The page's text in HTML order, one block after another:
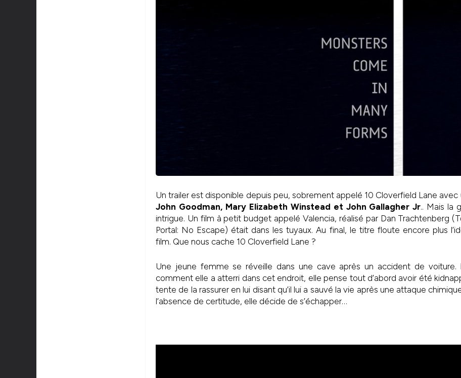
Un trailer est disponible depuis peu, sobrement appelé 10 Cloverfield Lane avec
John Goodman, Mary Elizabeth Winstead et John Gallagher Jr.. Mais la
intrigue. Un film à petit budget appelé Valencia, réalisé par Dan Trachtenberg
Portal: No Escape) était dans les tuyaux. Au final, le titre floute encore plus
film. Que nous cache 10 Cloverfield Lane ?
Une jeune femme se réveille dans une cave après un accident de voiture.
comment elle a atterri dans cet endroit, elle pense tout d’abord avoir été
tente de la rassurer en lui disant qu’il lui a sauvé la vie après une attaque
l’absence de certitude, elle décide de s’échapper…